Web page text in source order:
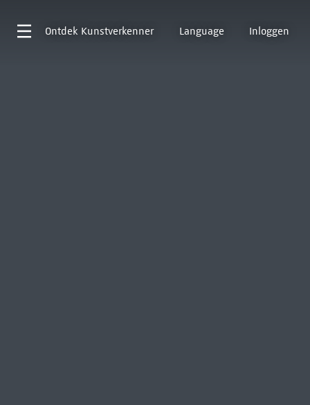
Ontdek Kunstverkenner Language Inloggen